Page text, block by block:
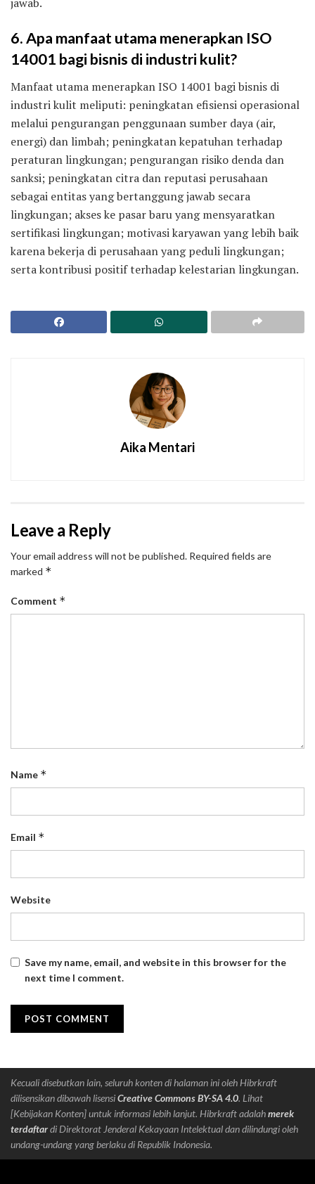
6. Apa manfaat utama menerapkan ISO
14001 bagi bisnis di industri kulit?
Manfaat utama menerapkan ISO 14001 bagi bisnis di
industri kulit meliputi: peningkatan efisiensi operasional
melalui pengurangan penggunaan sumber daya (air,
energi) dan limbah; peningkatan kepatuhan terhadap
peraturan lingkungan; pengurangan risiko denda dan
sanksi; peningkatan citra dan reputasi perusahaan
sebagai entitas yang bertanggung jawab secara
lingkungan; akses ke pasar baru yang mensyaratkan
sertifikasi lingkungan; motivasi karyawan yang lebih baik
karena bekerja di perusahaan yang peduli lingkungan;
serta kontribusi positif terhadap kelestarian lingkungan.
Aika Mentari
Leave a Reply
Your email address will not be published. Required fields are
marked *
Comment *
Name *
Email *
Website
Save my name, email, and website in this browser for the
next time I comment.
Kecuali disebutkan lain, seluruh konten di halaman ini oleh Hibrkraft
dilisensikan dibawah lisensiCreative Commons BY-SA 4.0. Lihat
[Kebijakan Konten] untuk informasi lebih lanjut. Hibrkraft adalahmerek
terdaftardi Direktorat Jenderal Kekayaan Intelektual dan dilindungi oleh
undang-undang yang berlaku di Republik Indonesia.